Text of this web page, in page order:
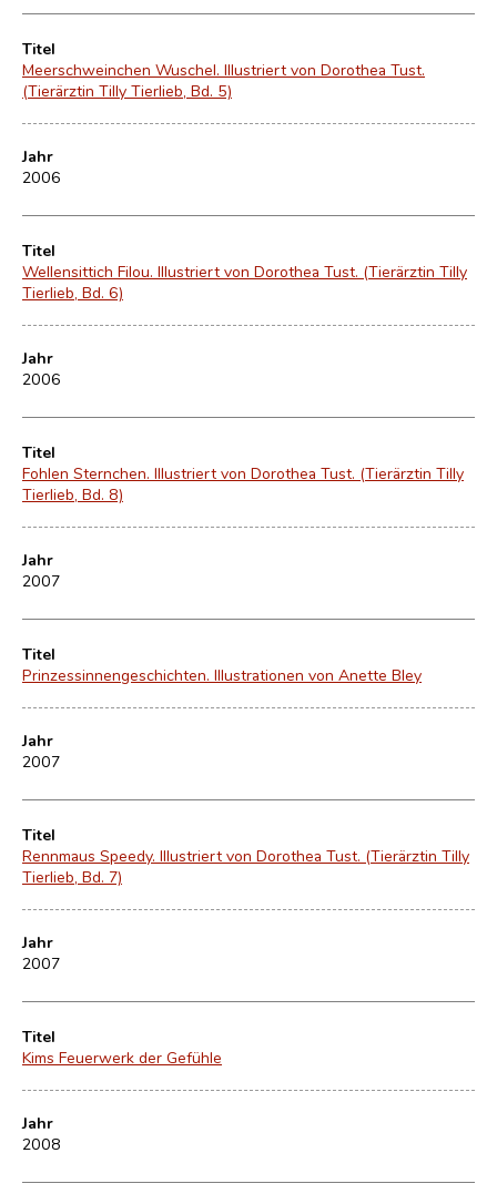
Titel
Meerschweinchen Wuschel. Illustriert von Dorothea Tust.
(Tierärztin Tilly Tierlieb, Bd. 5)
Jahr
2006
Titel
Wellensittich Filou. Illustriert von Dorothea Tust. (Tierärztin Tilly
Tierlieb, Bd. 6)
Jahr
2006
Titel
Fohlen Sternchen. Illustriert von Dorothea Tust. (Tierärztin Tilly
Tierlieb, Bd. 8)
Jahr
2007
Titel
Prinzessinnengeschichten. Illustrationen von Anette Bley
Jahr
2007
Titel
Rennmaus Speedy. Illustriert von Dorothea Tust. (Tierärztin Tilly
Tierlieb, Bd. 7)
Jahr
2007
Titel
Kims Feuerwerk der Gefühle
Jahr
2008